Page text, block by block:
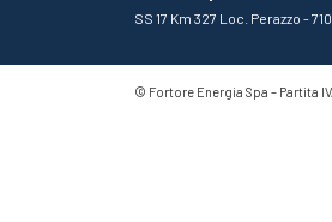
SS 17 Km 327 Loc. Perazzo -
© Fortore Energia Spa – Partita